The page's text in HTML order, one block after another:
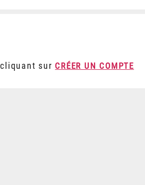
sur CRÉER UN COMPTE